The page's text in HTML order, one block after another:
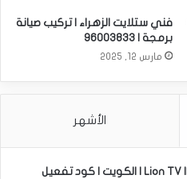
فني ستلايت الزهراء | تركيب صيانة
برمجة | 96003833
مارس 12, 2025
الأشهر
اشتراك Lion TV IPTV | الكويت | كود تفعيل